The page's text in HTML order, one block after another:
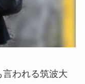
われる筑波大